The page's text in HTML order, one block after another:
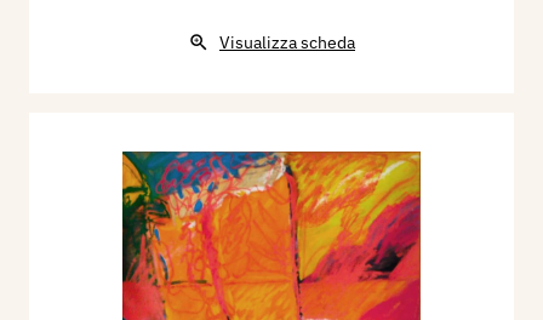
Visualizza scheda